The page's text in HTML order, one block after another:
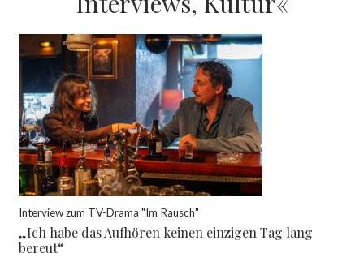
Interview zum TV-Drama "Im Rausch"
„Ich habe das Aufhören keinen einzigen Tag lang
bereut“